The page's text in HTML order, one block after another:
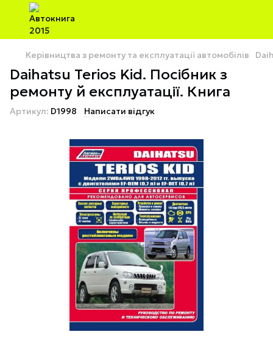
Керівництва з ремонту та експлуатації автомобілів
Daihatsu Terios Kid. Посібник з
ремонту й експлуатації. Книга
Артикул: D1998 Написати відгук